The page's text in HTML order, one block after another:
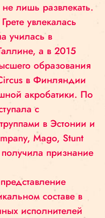
лишь развлекать.
увлекалась
училась в
а в 2015
образования
в Финляндии
акробатики. По
с
в Эстонии и
Mago, Stunt
признание
составе в
исполнителей